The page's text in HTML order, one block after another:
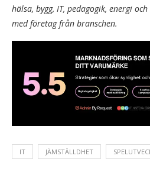
hälsa, bygg, IT, pedagogik, energi
med företag från branschen.
IT JÄMSTÄLLDHET